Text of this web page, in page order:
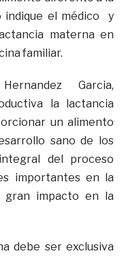
indique el médico y
materna en
familiar.
Garcia,
la lactancia
un alimento
sano de los
del proceso
importantes en la
gran impacto en la
debe ser exclusiva